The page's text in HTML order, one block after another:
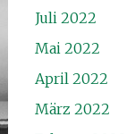
Juli 2022
Mai 2022
April 2022
März 2022